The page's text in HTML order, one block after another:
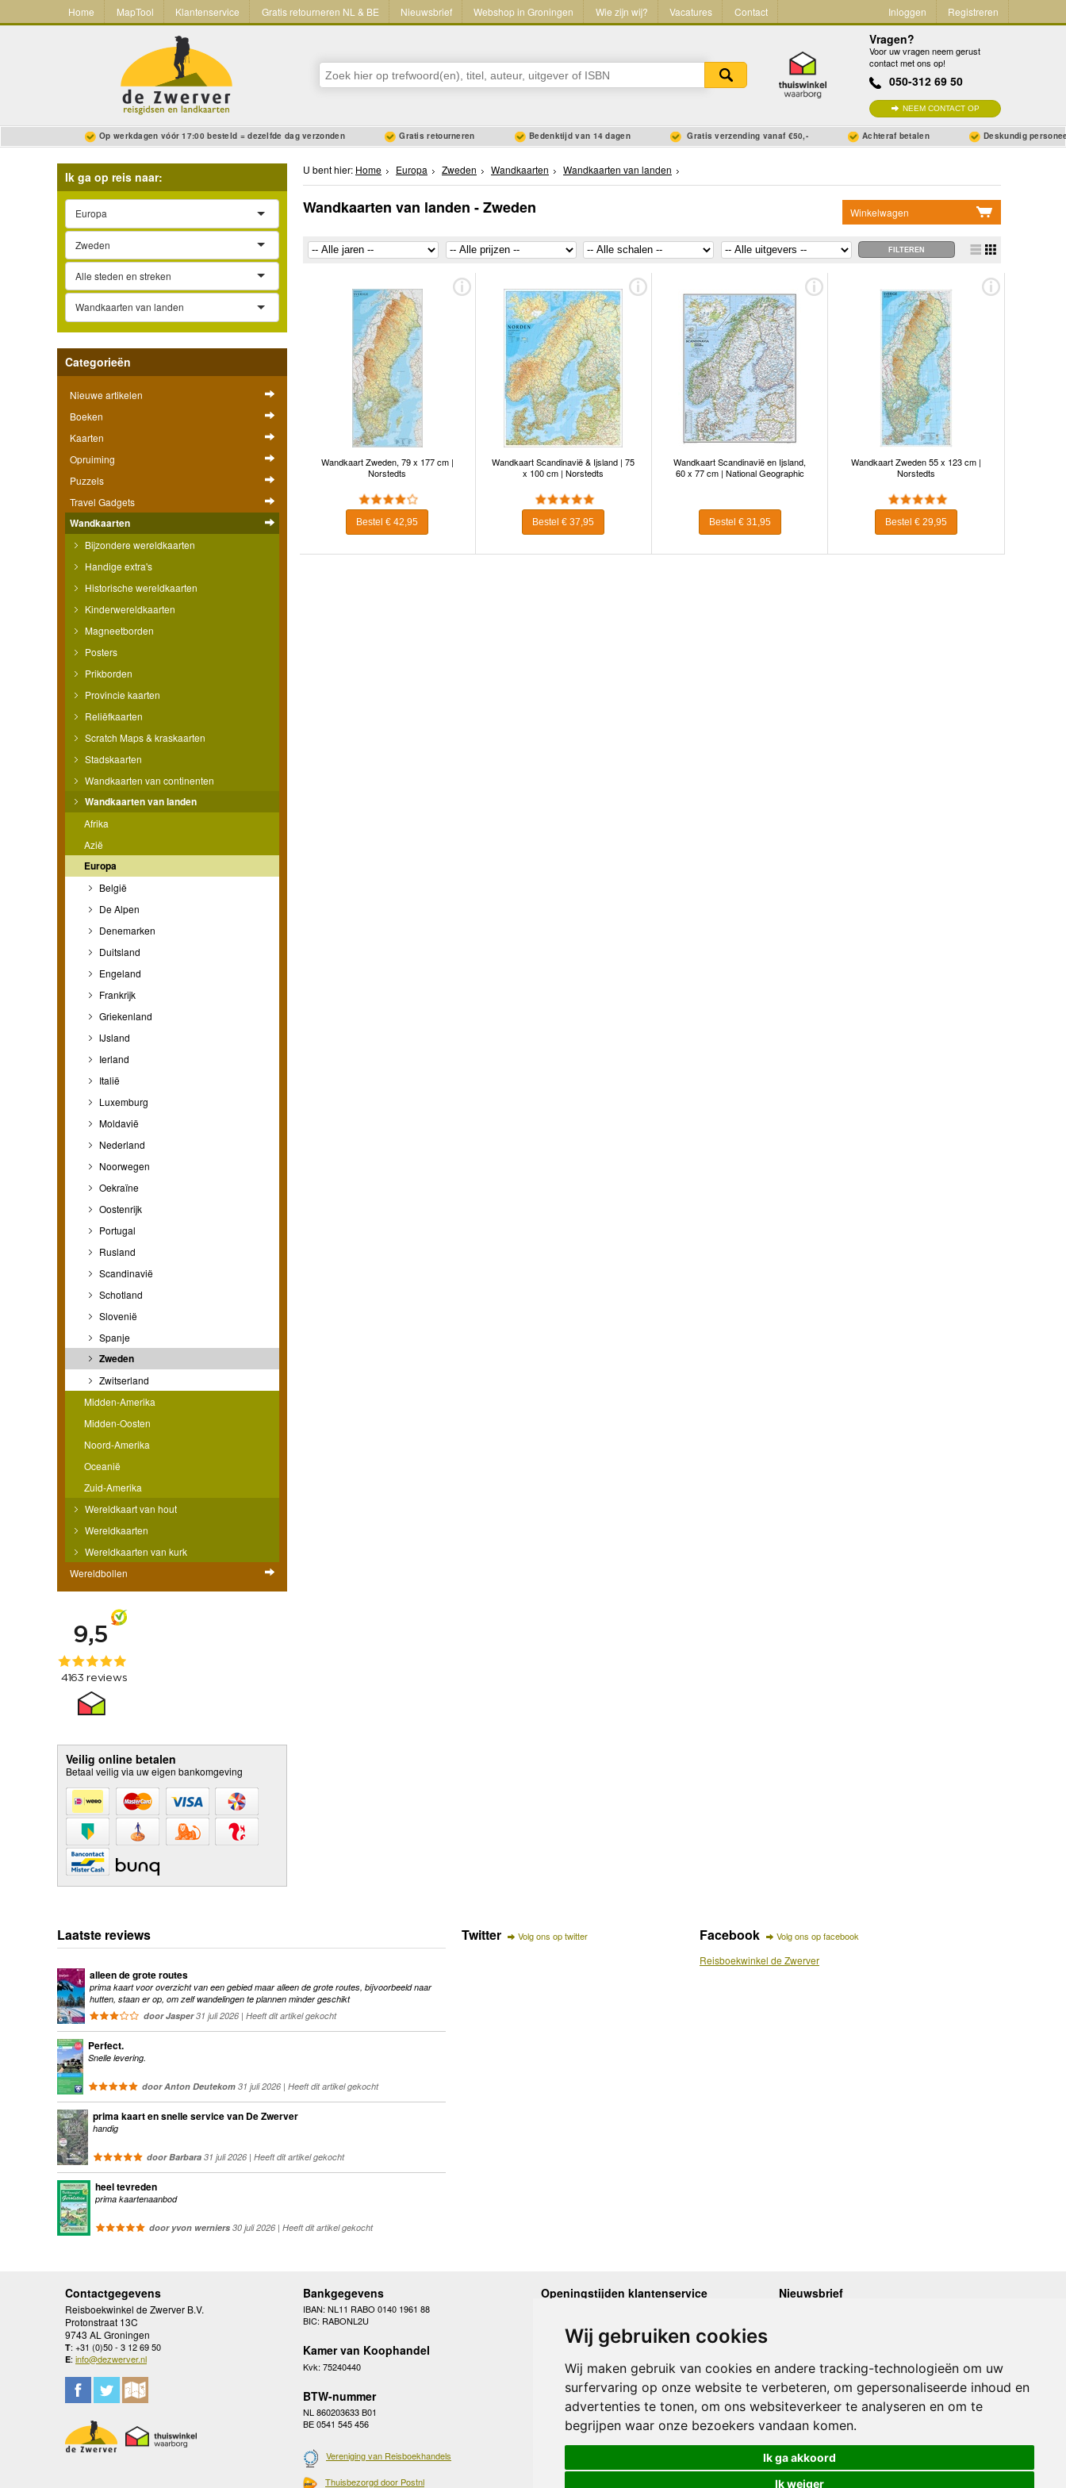
Wij gebruiken cookies
Wij maken gebruik van cookies en andere tracking-technologieën om uw
surfervaring op onze website te verbeteren, om gepersonaliseerde inhoud en
advertenties te tonen, om ons websiteverkeer te analyseren en om te
begrijpen waar onze bezoekers vandaan komen.
Ik ga akkoord
Ik weiger
Home MapTool Klantenservice Gratis retourneren NL & BE Nieuwsbrief Webshop in Groningen Wie zijn wij? Vacatures Contact Inloggen Registreren
Vragen?
Voor uw vragen neem gerust
contact met ons op!
050-312 69 50
NEEM CONTACT OP
Op werkdagen vóór 17:00 besteld = dezelfde dag verzonden Gratis retourneren Bedenktijd van 14 dagen Gratis verzending vanaf €50,- Achteraf betalen Deskundig
Ik ga op reis naar:
Europa
Zweden
Alle steden en streken
Wandkaarten van landen
Categorieën
Nieuwe artikelen
Boeken
Kaarten
Opruiming
Puzzels
Travel Gadgets
Wandkaarten
Bijzondere wereldkaarten
Handige extra's
Historische wereldkaarten
Kinderwereldkaarten
Magneetborden
Posters
Prikborden
Provincie kaarten
Reliëfkaarten
Scratch Maps & kraskaarten
Stadskaarten
Wandkaarten van continenten
Wandkaarten van landen
Afrika
Azië
Europa
België
De Alpen
Denemarken
Duitsland
Engeland
Frankrijk
Griekenland
IJsland
Ierland
Italië
Luxemburg
Moldavië
Nederland
Noorwegen
Oekraïne
Oostenrijk
Portugal
Rusland
Scandinavië
Schotland
Slovenië
Spanje
Zweden
Zwitserland
Midden-Amerika
Midden-Oosten
Noord-Amerika
Oceanië
Zuid-Amerika
Wereldkaart van hout
Wereldkaarten
Wereldkaarten van kurk
Wereldbollen
Veilig online betalen
Betaal veilig via uw eigen bankomgeving
U bent hier: Home Europa Zweden Wandkaarten Wandkaarten van landen
Winkelwagen
Ga naar winkelwagen
Wandkaarten van landen - Zweden
Wandkaart Zweden, 79 x 177 cm |
Norstedts
Bestel € 42,95
Wandkaart Scandinavië & Ijsland | 75
x 100 cm | Norstedts
Bestel € 37,95
Wandkaart Scandinavië en Ijsland,
60 x 77 cm | National Geographic
Bestel € 31,95
Wandkaart Zweden 55 x 123 cm |
Norstedts
Bestel € 29,95
Laatste reviews
alleen de grote routes
prima kaart voor overzicht van een gebied maar alleen de grote routes, bijvoorbeeld naar
hutten, staan er op, om zelf wandelingen te plannen minder geschikt
door Jasper31 juli 2026 | Heeft dit artikel gekocht
Perfect.
Snelle levering.
door Anton Deutekom 31 juli 2026 | Heeft dit artikel gekocht
prima kaart en snelle service van De Zwerver
handig
door Barbara 31 juli 2026 | Heeft dit artikel gekocht
heel tevreden
prima kaartenaanbod
door yvon werniers 30 juli 2026 | Heeft dit artikel gekocht
Twitter Volg ons op twitter Facebook Volg ons op facebook
Reisboekwinkel de Zwerver
Contactgegevens
Reisboekwinkel de Zwerver B.V.
Protonstraat 13C
9743 AL Groningen
T: +31 (0)50 - 3 12 69 50
E: info@dezwerver.nl
Bankgegevens
IBAN: NL11 RABO 0140 1961 88
BIC: RABONL2U
Kamer van Koophandel
Kvk: 75240440
BTW-nummer
NL 860203633 B01
BE 0541 545 456
Vereniging van Reisboekhandels
Thuisbezorgd door Postnl
Openingstijden klantenservice
Woensdag
10.00 - 12.30 en 13.30 - 17.00
Donderdag
Vrijdag
10.00 - 12.30 en 13.30 - 17.00
Zaterdag
gesloten
Zondag
gesloten
Nieuwsbrief
Onze laatste Nieuwsbrief
Inschrijven